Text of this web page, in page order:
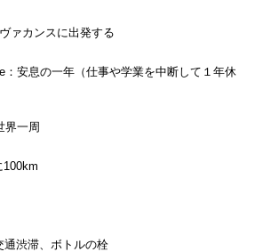
ァカンスに出発する
：安息の一年（仕事や学業を中断して１年休
界一周
100km
渋滞、ボトルの栓